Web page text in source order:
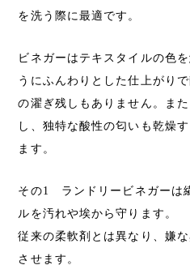
を洗う際に最適です。
ビネガーはテキスタイルの色
うにふんわりとした仕上がり
の濯ぎ残しもありません。ま
し、独特な酸性の匂いも乾燥
ます。
その1 ランドリービネガーは
ルを汚れや埃から守ります。
従来の柔軟剤とは異なり、嫌
させます。